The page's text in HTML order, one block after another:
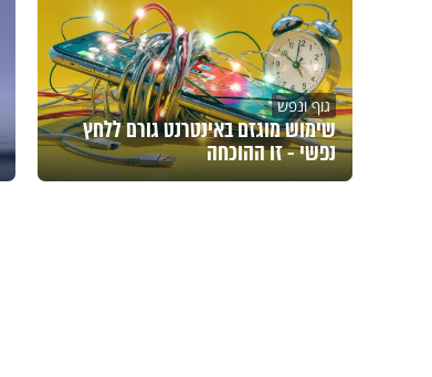
גוף ונפש
שימוש מוגזם באינטרנט גורם ללחץ
נפשי - זו ההוכחה